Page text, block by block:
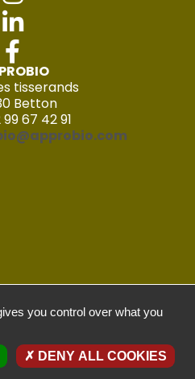
tisserands
Betton
67 42 91
légales
confidentialité
you control over what you
DENY ALL COOKIES